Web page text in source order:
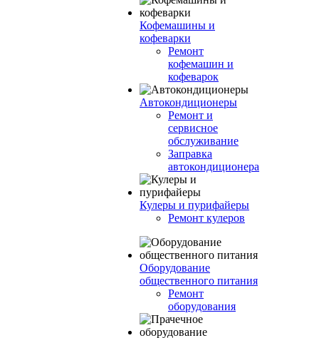
Кофемашины и
кофеварки
Ремонт
кофемашин и
кофеварок
Автокондиционеры
Ремонт и
сервисное
обслуживание
Заправка
автокондиционера
Кулеры и пурифайеры
Ремонт кулеров
Оборудование
общественного питания
Ремонт
оборудования